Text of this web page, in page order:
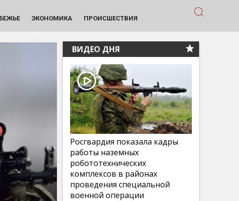
ЭКОНОМИКА ПРОИСШЕСТВИЯ
ВИДЕО ДНЯ
Росгвардия показала кадры
работы наземных
робототехнических
комплексов в районах
проведения специальной
военной операции